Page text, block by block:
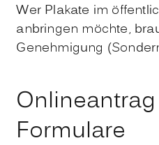
Wer Plakate im
anbringen möchte,
Genehmigung
Formulare